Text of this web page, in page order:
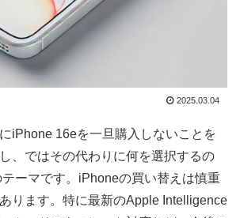
2025.03.04
iPhone 16eを一旦購入しないことを
、ではその代わりに何を選択するの
ーマです。iPhoneの買い替えは慎重
ります。特に最新のApple Intelligence